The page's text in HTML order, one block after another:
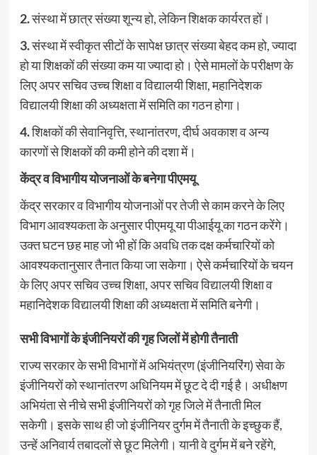
2.संस्था में छात्र संख्या शून्य हो, लेकिन शिक्षक कार्यरत हों।
3.संस्था में स्वीकृत सीटों के सापेक्ष छात्र संख्या बेहद कम हो, ज्यादा
हो या शिक्षकों की संख्या कम या ज्यादा हो। ऐसे मामलों के परीक्षण के
लिए अपर सचिव उच्च शिक्षा व विद्यालयी शिक्षा, महानिदेशक
विद्यालयी शिक्षा की अध्यक्षता में समिति का गठन होगा।
4.शिक्षकों की सेवानिवृत्ति, स्थानांतरण, दीर्घ अवकाश व अन्य
कारणों से शिक्षकों की कमी होने की दशा में।
केंद्र व विभागीय योजनाओं के बनेगा पीएमयू
केंद्र सरकार व विभागीय योजनाओं पर तेजी से काम करने के लिए
विभाग आवश्यकता के अनुसार पीएमयू या पीआईयू का गठन करेंगे।
उक्त घटन छह माह जो भी हों कि अवधि तक दक्ष कर्मचारियों को
आवश्यकतानुसार तैनात किया जा सकेगा। ऐसे कर्मचारियों के चयन
के लिए अपर सचिव उच्च शिक्षा, अपर सचिव विद्यालयी शिक्षा व
महानिदेशक विद्यालयी शिक्षा की अध्यक्षता में समिति बनेगी।
सभी विभागों के इंजीनियरों की गृह जिलों में होगी तैनाती
राज्य सरकार के सभी विभागों में अभियंत्रण (इंजीनियरिंग) सेवा के
इंजीनियरों को स्थानांतरण अधिनियम में छूट दे दी गई है। अधीक्षण
अभियंता से नीचे सभी इंजीनियरों को गृह जिले में तैनाती मिल
सकेगी। इसके साथ ही जो इंजीनियर दुर्गम में तैनाती के इच्छुक हैं,
उन्हें अनिवार्य तबादलों से छूट मिलेगी। यानी वे दुर्गम में बने रहेंगे,